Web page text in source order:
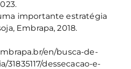
importante estratégia
Embrapa, 2018.
en/busca-de-
31835117/dessecacao-e-